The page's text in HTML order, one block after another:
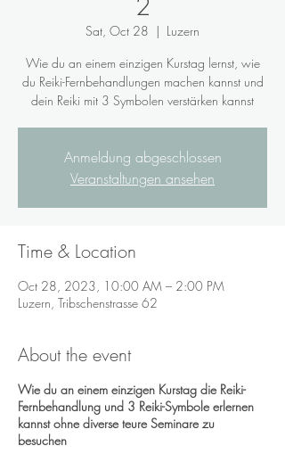
Sat, Oct 28
  |
Luzern
Wie du an einem einzigen Kurstag lernst, wie
du Reiki-Fernbehandlungen machen kannst und
dein Reiki mit 3 Symbolen verstärken kannst
Anmeldung abgeschlossen
Veranstaltungen ansehen
Time & Location
Oct 28, 2023, 10:00 AM – 2:00 PM
Luzern, Tribschenstrasse 62
About the event
Wie du an einem einzigen Kurstag die Reiki-
Fernbehandlung und 3 Reiki-Symbole erlernen
kannst ohne diverse teure Seminare zu
besuchen